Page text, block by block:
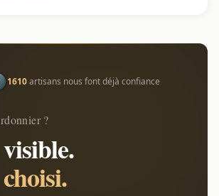
1610artisans nous font déjà confiance
?